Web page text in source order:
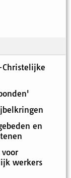
Christelijke
en
werkers